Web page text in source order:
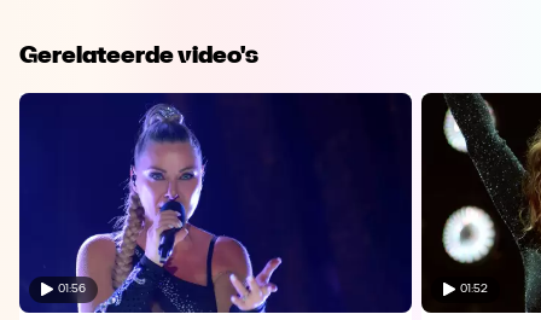
Gerelateerde video's
01:56 01:52